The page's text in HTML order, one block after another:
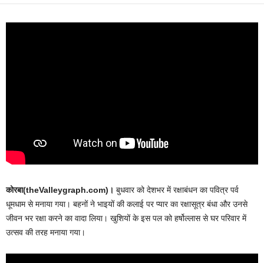
कोरबा(theValleygraph.com)। बुधवार को देशभर में रक्षाबंधन का पवित्र पर्व
धूमधाम से मनाया गया। बहनों ने भाइयों की कलाई पर प्यार का रक्षासूत्र बंधा और उनसे
जीवन भर रक्षा करने का वादा लिया। खुशियों के इस पल को हर्षोल्लास से घर परिवार में
उत्सव की तरह मनाया गया।